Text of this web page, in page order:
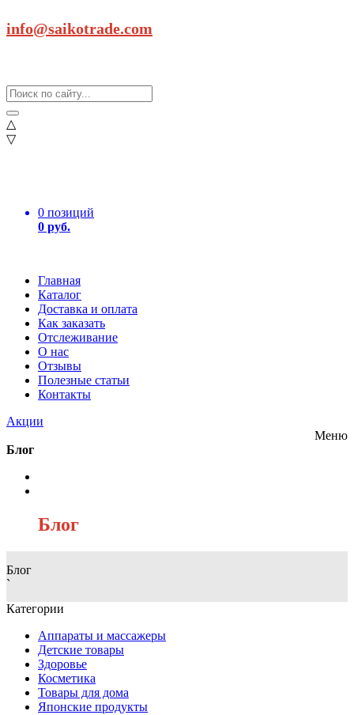
info@saikotrade.com
△
▽
0 позиций
0 руб.
Главная
Каталог
Доставка и оплата
Как заказать
Отслеживание
О нас
Отзывы
Полезные статьи
Контакты
Акции
Меню
Блог
Блог
Блог
`
Категории
Аппараты и массажеры
Детские товары
Здоровье
Косметика
Товары для дома
Японские продукты